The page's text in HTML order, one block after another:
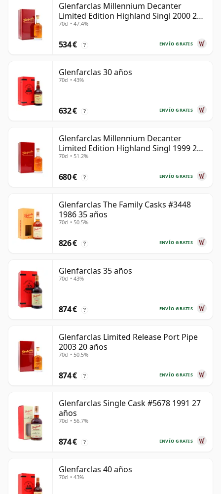
Glenfarclas Millennium Decanter
Limited Edition Highland Singl 2000 24
años
70cl • 47.4%
ENVÍO GRATIS
534 € ?
Glenfarclas 30 años
70cl • 43%
ENVÍO GRATIS
632 € ?
Glenfarclas Millennium Decanter
Limited Edition Highland Singl 1999 25
años
70cl • 51.2%
ENVÍO GRATIS
680 € ?
Glenfarclas The Family Casks #3448
1986 35 años
70cl • 50.5%
ENVÍO GRATIS
826 € ?
Glenfarclas 35 años
70cl • 43%
ENVÍO GRATIS
874 € ?
Glenfarclas Limited Release Port Pipe
2003 20 años
70cl • 50.5%
ENVÍO GRATIS
874 € ?
Glenfarclas Single Cask #5678 1991 27
años
70cl • 56.7%
ENVÍO GRATIS
874 € ?
Glenfarclas 40 años
70cl • 43%